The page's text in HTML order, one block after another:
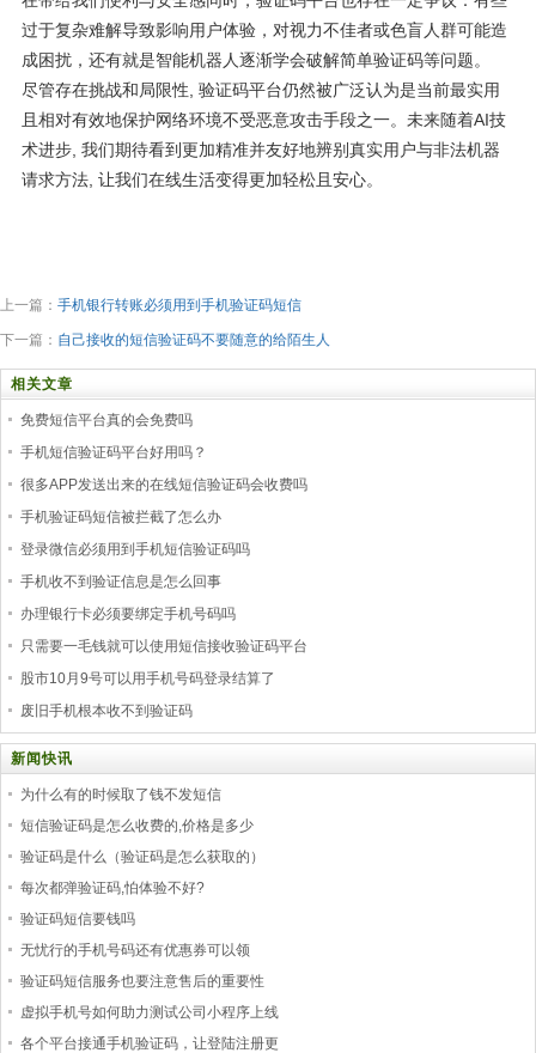
过于复杂难解导致影响用户体验，对视力不佳者或色盲人群可能造
成困扰，还有就是智能机器人逐渐学会破解简单验证码等问题。
尽管存在挑战和局限性, 验证码平台仍然被广泛认为是当前最实用
且相对有效地保护网络环境不受恶意攻击手段之一。未来随着AI技
术进步, 我们期待看到更加精准并友好地辨别真实用户与非法机器
请求方法, 让我们在线生活变得更加轻松且安心。
上一篇： 手机银行转账必须用到手机验证码短信
下一篇： 自己接收的短信验证码不要随意的给陌生人
相关文章
免费短信平台真的会免费吗
手机短信验证码平台好用吗？
很多APP发送出来的在线短信验证码会收费吗
手机验证码短信被拦截了怎么办
登录微信必须用到手机短信验证码吗
手机收不到验证信息是怎么回事
办理银行卡必须要绑定手机号码吗
只需要一毛钱就可以使用短信接收验证码平台
股市10月9号可以用手机号码登录结算了
废旧手机根本收不到验证码
新闻快讯
为什么有的时候取了钱不发短信
短信验证码是怎么收费的,价格是多少
验证码是什么（验证码是怎么获取的）
每次都弹验证码,怕体验不好?
验证码短信要钱吗
无忧行的手机号码还有优惠券可以领
验证码短信服务也要注意售后的重要性
虚拟手机号如何助力测试公司小程序上线
各个平台接通手机验证码，让登陆注册更